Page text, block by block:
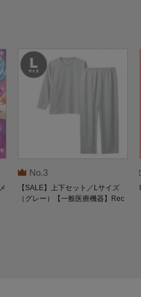
No.3
【SALE】上下セット／Lサイズ
（グレー）【一般医療機器】Rec